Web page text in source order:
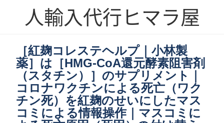
人輸入代行ヒマラ屋
［紅麹コレステヘルプ｜小林製
薬］は［HMG-CoA還元酵素阻害剤
（スタチン）］のサプリメント｜
コロナワクチンによる死亡（ワク
チン死）を紅麹のせいにしたマス
コミによる情報操作｜マスコミに